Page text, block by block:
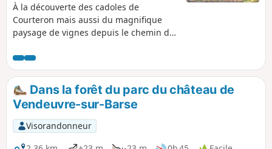
À la découverte des cadoles de
Courteron mais aussi du magnifique
paysage de vignes depuis le chemin des
Dans la forêt du parc du château de
Vendeuvre-sur-Barse
Visorandonneur